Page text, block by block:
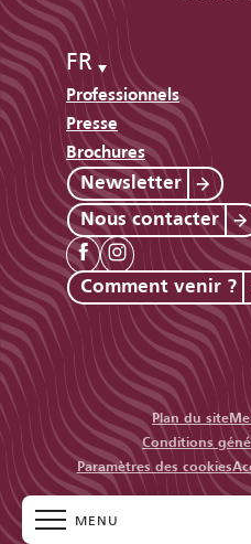
MENU
FR
Professionnels
Presse
Brochures
Newsletter
Nous contacter
Comment venir ?
Plan du site
Conditions
Paramètres des cookies